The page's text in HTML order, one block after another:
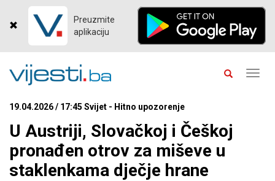
Preuzmite
aplikaciju
19.04.2026 / 17:45 Svijet - Hitno upozorenje
U Austriji, Slovačkoj i Češkoj
pronađen otrov za miševe u
staklenkama dječje hrane